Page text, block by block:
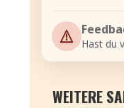
Hast du
WEITERE